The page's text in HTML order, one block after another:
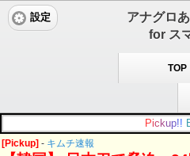
アナグロ
for ス
設定
TOP
Pic kup!!
[Pickup] - キムチ速報